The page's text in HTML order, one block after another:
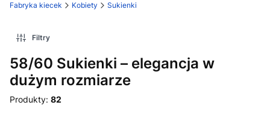
Fabryka kiecek Kobiety Sukienki
Filtry
58/60 Sukienki – elegancja w
dużym rozmiarze
Produkty: 82